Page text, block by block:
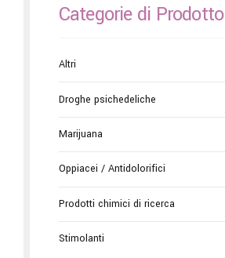
Categorie di Prodotto
Altri
Droghe psichedeliche
Marijuana
Oppiacei / Antidolorifici
Prodotti chimici di ricerca
Stimolanti